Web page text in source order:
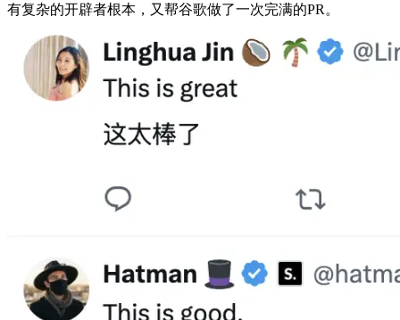
有复杂的开辟者根本，又帮谷歌做了一次完满的PR。